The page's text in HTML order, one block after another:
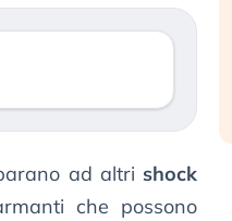
ad altri shock
che possono
gli investitori retail (…)